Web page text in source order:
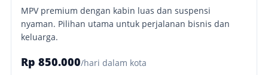
MPV premium dengan kabin luas dan suspensi
nyaman. Pilihan utama untuk perjalanan bisnis dan
keluarga.
Rp 850.000/hari dalam kota